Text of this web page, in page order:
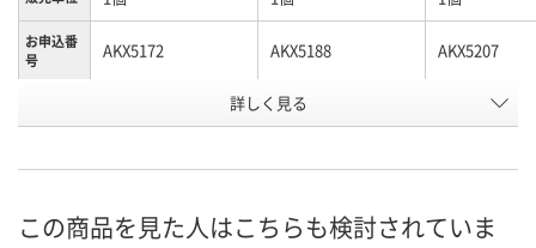
お申込番
号
AKX5172 AKX5188 AKX5207
あり
数量 数量
詳しく見る
この商品を見た人はこちらも検討されていま